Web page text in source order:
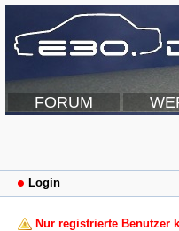
FORUM
Login
Nur registrierte Benutzer